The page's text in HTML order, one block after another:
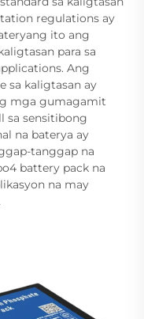
regulations ay
ito ang
para sa
Ang
sa kaligtasan ay
mga gumagamit
sa sensitibong
na baterya ay
tanggap na
battery pack na
na may